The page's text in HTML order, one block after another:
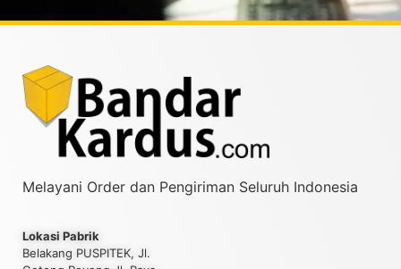
Melayani Order dan Pengiriman Seluruh Indonesia
Lokasi Pabrik
Belakang PUSPITEK, Jl.